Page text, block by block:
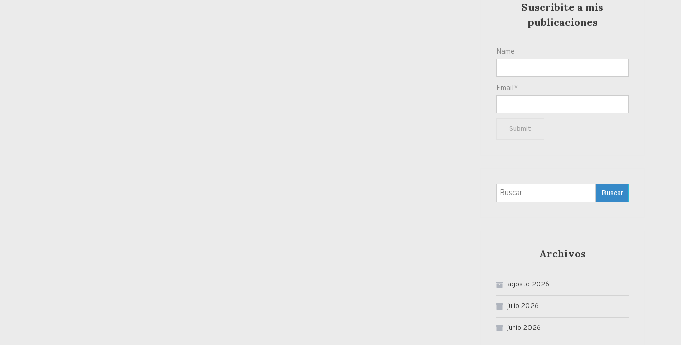
Suscribite a mis
publicaciones
Name
Email*
Buscar:
Archivos
agosto 2026
julio 2026
junio 2026